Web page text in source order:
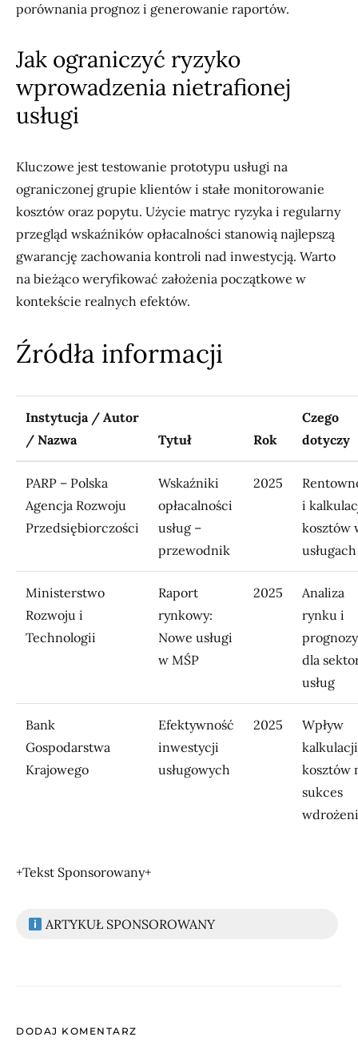
porównania prognoz i generowanie raportów.
Jak ograniczyć ryzyko
wprowadzenia nietrafionej
usługi
Kluczowe jest testowanie prototypu usługi na
ograniczonej grupie klientów i stałe monitorowanie
kosztów oraz popytu. Użycie matryc ryzyka i regularny
przegląd wskaźników opłacalności stanowią najlepszą
gwarancję zachowania kontroli nad inwestycją. Warto
na bieżąco weryfikować założenia początkowe w
kontekście realnych efektów.
Źródła informacji
Instytucja / Autor
/ Nazwa
Tytuł Rok
Czego
dotyczy
PARP – Polska
Agencja Rozwoju
Przedsiębiorczości
Wskaźniki
opłacalności
usług –
przewodnik
2025
i
kosztów
usługach
Ministerstwo
Rozwoju i
Technologii
Raport
rynkowy:
Nowe usługi
w MŚP
2025
Analiza
rynku i
prognozy
dla
usług
Bank
Gospodarstwa
Krajowego
Efektywność
inwestycji
usługowych
2025
Wpływ
kalkulacji
kosztów
sukces
+Tekst Sponsorowany+
ARTYKUŁ SPONSOROWANY
DODAJ KOMENTARZ